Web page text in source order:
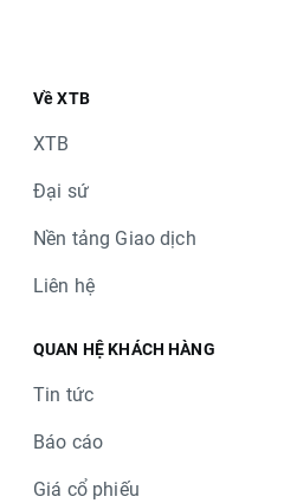
Về XTB
XTB
Đại sứ
Nền tảng Giao dịch
Liên hệ
QUAN HỆ KHÁCH HÀNG
Tin tức
Báo cáo
Giá cổ phiếu